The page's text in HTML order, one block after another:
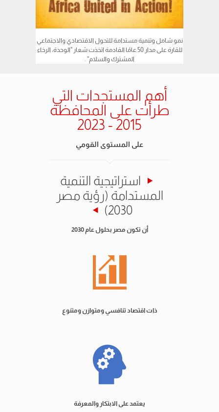
نمو شامل وتنمية مستدامة للتحول الاقتصادي والاجتماعي
للقارة على مدار 50 عامًا القادمة اتخذت شعار "الوحدة، الرخاء
المشترك والسلام" .
أهم المستجدات التي
طرأت على المحافظة
2015 - 2023
على المستوى القومي
استراتيجية التنمية
المستدامة (رؤية مصر
2030)
أن تكون مصر بحلول عام 2030
ذات اقتصاد تنافسي ومتوازن ومتنوع
يعتمد على الابتكار والمعرفة